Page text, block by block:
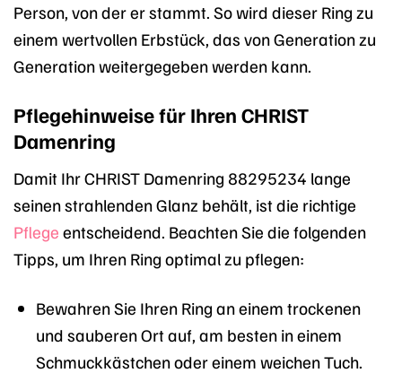
Person, von der er stammt. So wird dieser Ring zu
einem wertvollen Erbstück, das von Generation zu
Generation weitergegeben werden kann.
Pflegehinweise für Ihren CHRIST
Damenring
Damit Ihr CHRIST Damenring 88295234 lange
seinen strahlenden Glanz behält, ist die richtige
Pflege entscheidend. Beachten Sie die folgenden
Tipps, um Ihren Ring optimal zu pflegen:
Bewahren Sie Ihren Ring an einem trockenen
und sauberen Ort auf, am besten in einem
Schmuckkästchen oder einem weichen Tuch.